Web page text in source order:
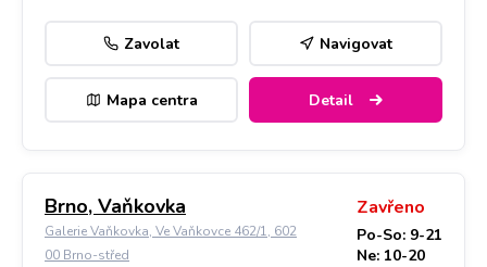
Zavolat Navigovat
Mapa centra Detail
Brno, Vaňkovka
Galerie Vaňkovka, Ve Vaňkovce 462/1, 602
00 Brno-střed
Zavřeno
Po-So: 9-21
Ne: 10-20